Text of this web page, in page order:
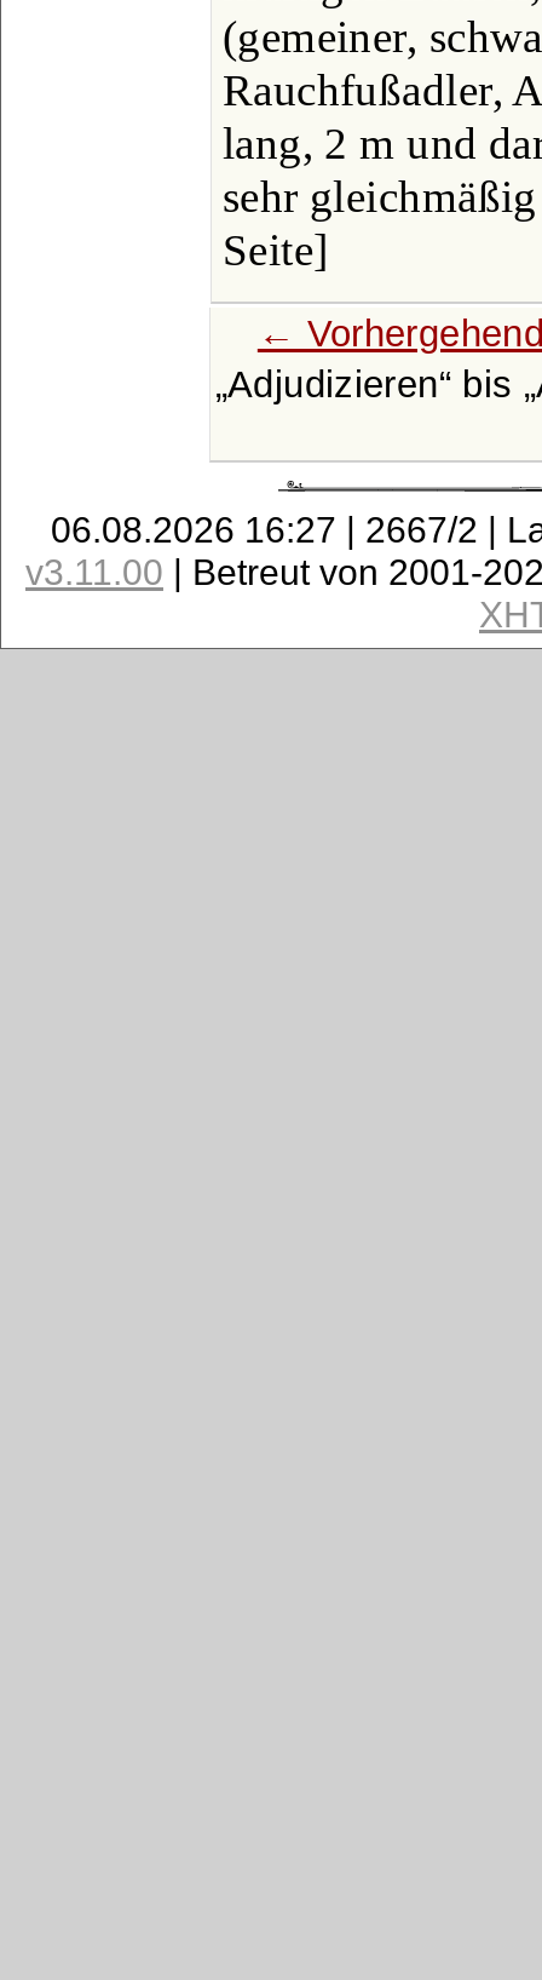
(gemeiner,
Rauchfußadler,
lang, 2 m und
sehr
Seite]
←
Adjudizieren bis
06.08.2026 16:27 | 2667/2 |
v3.11.00 | Betreut von 2001-